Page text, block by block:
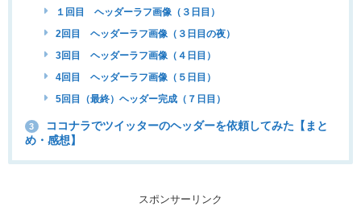
１回目 ヘッダーラフ画像（３日目）
2回目 ヘッダーラフ画像（３日目の夜）
3回目 ヘッダーラフ画像（４日目）
4回目 ヘッダーラフ画像（５日目）
5回目（最終）ヘッダー完成（７日目）
3
ココナラでツイッターのヘッダーを依頼してみた【まと
め・感想】
スポンサーリンク